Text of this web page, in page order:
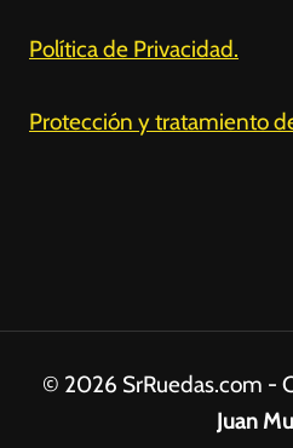
Política de Privacidad.
Protección y tratamiento
© 2026 SrRuedas.com -
Juan